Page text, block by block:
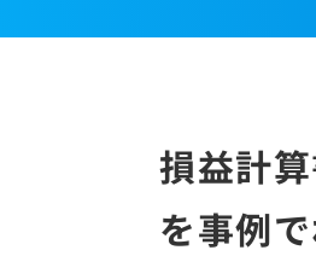
損益計
を事例